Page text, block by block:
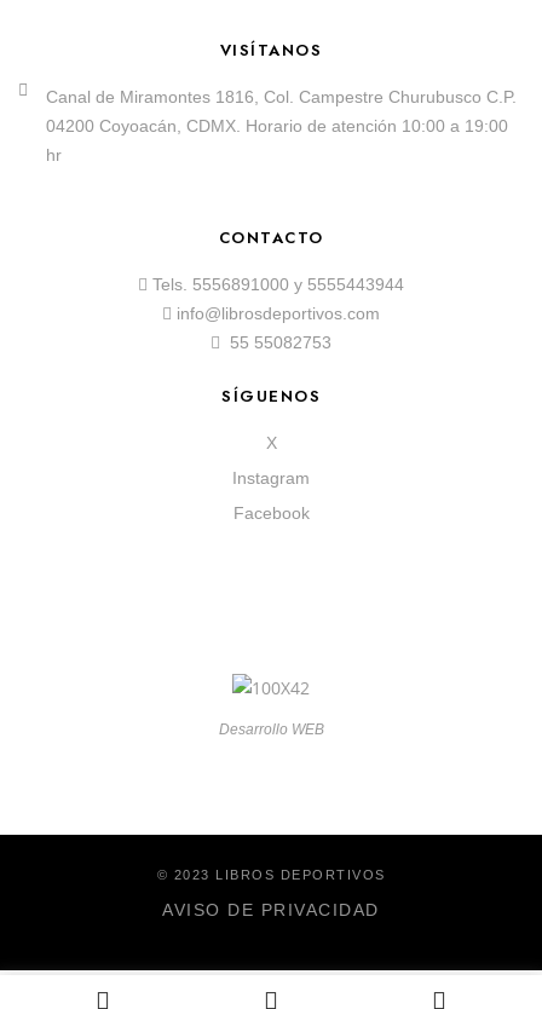
VISÍTANOS
Canal de Miramontes 1816, Col. Campestre Churubusco C.P.
04200 Coyoacán, CDMX. Horario de atención 10:00 a 19:00
hr
CONTACTO
Tels. 5556891000 y 5555443944
info@librosdeportivos.com
55 55082753
SÍGUENOS
X
Instagram
Facebook
Desarrollo WEB
© 2023 LIBROS DEPORTIVOS
AVISO DE PRIVACIDAD